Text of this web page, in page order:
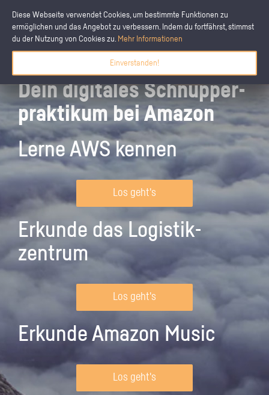
Diese Webseite verwendet Cookies, um bestimmte Funktionen zu
ermöglichen und das Angebot zu verbessern. Indem du fortfährst, stimmst
du der Nutzung von Cookies zu. Mehr Informationen
Einverstanden!
Dein digitales Schnupper­
praktikum bei Amazon
Lerne AWS kennen
Los geht's
Erkunde das Logistik­
zentrum
Los geht's
Erkunde Amazon Music
Los geht's